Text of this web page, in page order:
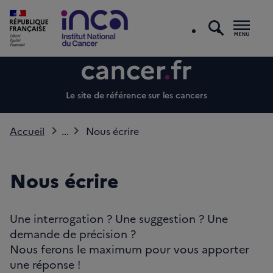
Le site de référence sur les cancers
Accueil ... Nous écrire
Nous écrire
Une interrogation ? Une suggestion ? Une
demande de précision ?
Nous ferons le maximum pour vous apporter
une réponse !